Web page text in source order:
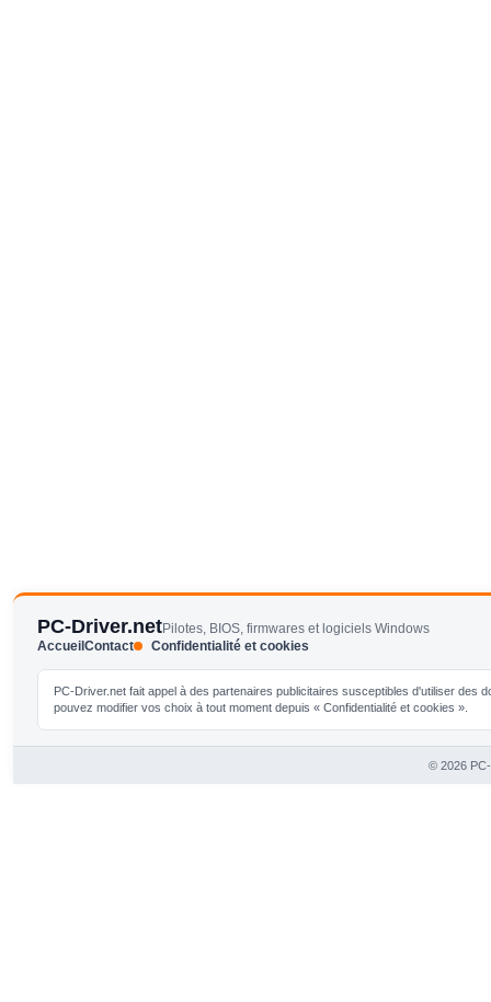
PC-Driver.netPilotes, BIOS, firmwares et logiciels Windows
AccueilContact Confidentialité et cookies
PC-Driver.net fait appel à des partenaires publicitaires susceptibles d'utiliser
pouvez modifier vos choix à tout moment depuis « Confidentialité et cookies ».
© 2026